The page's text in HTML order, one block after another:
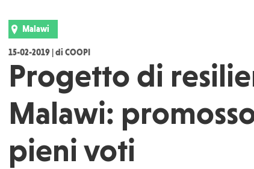
Malawi
15-02-2019 | di COOPI
Progetto di
Malawi:
pieni voti